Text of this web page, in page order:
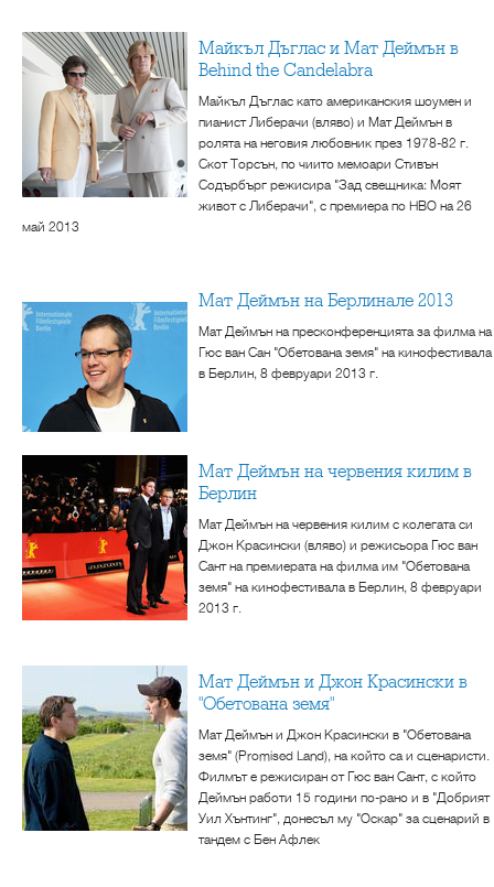
Майкъл Дъглас и Мат Деймън в
Behind the Candelabra
Майкъл Дъглас като американския шоумен и
пианист Либерачи (вляво) и Мат Деймън в
ролята на неговия любовник през 1978-82 г.
Скот Торсън, по чиито мемоари Стивън
Содърбърг режисира "Зад свещника: Моят
живот с Либерачи", с премиера по HBO на 26
май 2013
Мат Деймън на Берлинале 2013
Мат Деймън на пресконференцията за филма на
Гюс ван Сан "Обетована земя" на кинофестивала
в Берлин, 8 февруари 2013 г.
Мат Деймън на червения килим в
Берлин
Мат Деймън на червения килим с колегата си
Джон Красински (вляво) и режисьора Гюс ван
Сант на премиерата на филма им "Обетована
земя" на кинофестивала в Берлин, 8 февруари
2013 г.
Мат Деймън и Джон Красински в
"Обетована земя"
Мат Деймън и Джон Красински в "Обетована
земя" (Promised Land), на който са и сценаристи.
Филмът е режисиран от Гюс ван Сант, с който
Деймън работи 15 години по-рано и в "Добрият
Уил Хънтинг", донесъл му "Оскар" за сценарий в
тандем с Бен Афлек